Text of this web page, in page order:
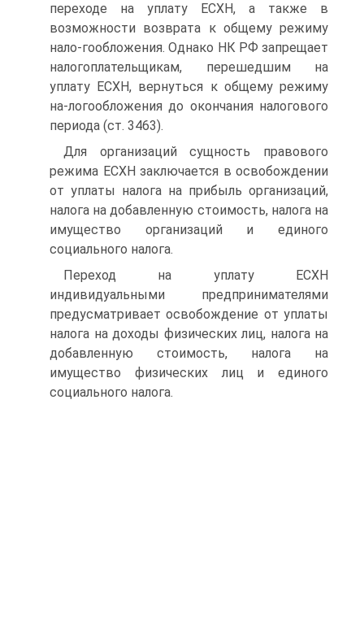
переходе на уплату ЕСХН, а также в
возможности возврата к общему режиму
нало-гообложения. Однако НК РФ запрещает
налогоплательщикам, перешедшим на
уплату ЕСХН, вернуться к общему режиму
на-логообложения до окончания налогового
периода (ст. 3463).
Для организаций сущность правового
режима ЕСХН заключается в освобождении
от уплаты налога на прибыль организаций,
налога на добавленную стоимость, налога на
имущество организаций и единого
социального налога.
Переход на уплату ЕСХН
индивидуальными предпринимателями
предусматривает освобождение от уплаты
налога на доходы физических лиц, налога на
добавленную стоимость, налога на
имущество физических лиц и единого
социального налога.